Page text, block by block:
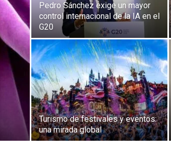
Pedro Sánchez exige un mayor
control internacional de la IA en el
G20
Turismo de festivales y eventos:
una mirada global